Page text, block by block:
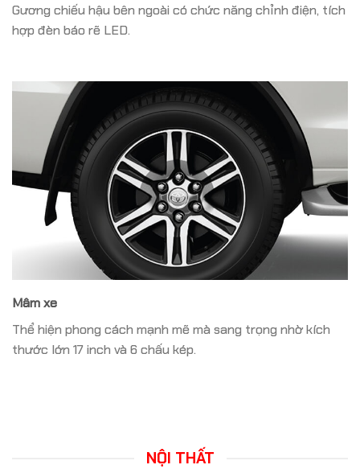
Gương chiếu hậu bên ngoài có chức năng chỉnh điện, tích
hợp đèn báo rẽ LED.
Mâm xe
Thể hiện phong cách mạnh mẽ mà sang trọng nhờ kích
thước lớn 17 inch và 6 chấu kép.
NỘI THẤT